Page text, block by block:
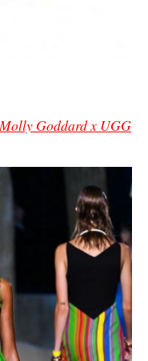
Molly Goddard x UGG